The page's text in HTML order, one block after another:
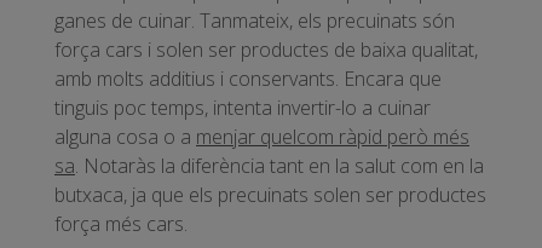
ganes de cuinar. Tanmateix, els precuinats són
força cars i solen ser productes de baixa qualitat,
amb molts additius i conservants. Encara que
tinguis poc temps, intenta invertir-lo a cuinar
alguna cosa o a menjar quelcom ràpid però més
sa. Notaràs la diferència tant en la salut com en la
butxaca, ja que els precuinats solen ser productes
força més cars.